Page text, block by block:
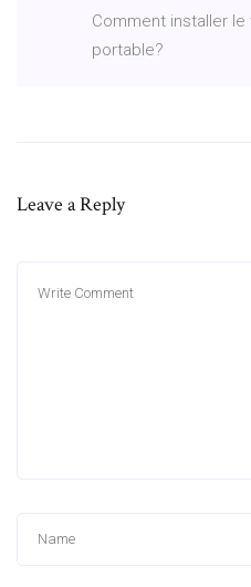
Comment installer
portable?
Leave a Reply